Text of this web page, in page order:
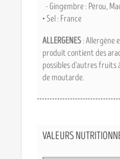
- Gingembre : Pérou,
• Sel : France
ALLERGENES: Allergène
produit contient des
possibles d'autres fruits
de moutarde.
VALEURS